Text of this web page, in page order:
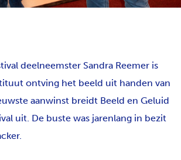
deelneemster Sandra Reemer is
ontving het beeld uit handen van
aanwinst breidt Beeld en Geluid
uit. De buste was jarenlang in bezit